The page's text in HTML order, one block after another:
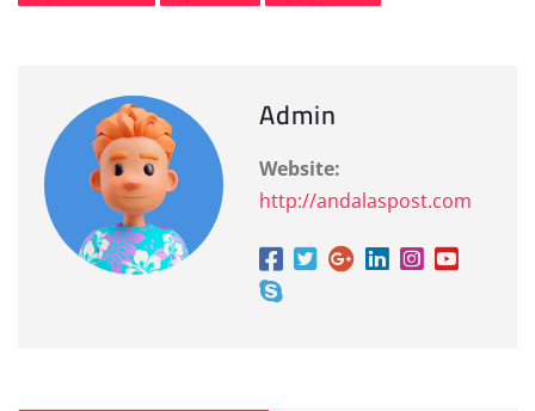
Admin
Website:
http://andalaspost.com